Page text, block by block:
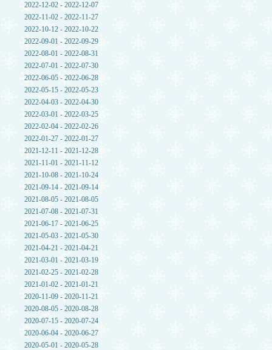
2022-12-02 - 2022-12-07
2022-11-02 - 2022-11-27
2022-10-12 - 2022-10-22
2022-09-01 - 2022-09-29
2022-08-01 - 2022-08-31
2022-07-01 - 2022-07-30
2022-06-05 - 2022-06-28
2022-05-15 - 2022-05-23
2022-04-03 - 2022-04-30
2022-03-01 - 2022-03-25
2022-02-04 - 2022-02-26
2022-01-27 - 2022-01-27
2021-12-11 - 2021-12-28
2021-11-01 - 2021-11-12
2021-10-08 - 2021-10-24
2021-09-14 - 2021-09-14
2021-08-05 - 2021-08-05
2021-07-08 - 2021-07-31
2021-06-17 - 2021-06-25
2021-05-03 - 2021-05-30
2021-04-21 - 2021-04-21
2021-03-01 - 2021-03-19
2021-02-25 - 2021-02-28
2021-01-02 - 2021-01-21
2020-11-09 - 2020-11-21
2020-08-05 - 2020-08-28
2020-07-15 - 2020-07-24
2020-06-04 - 2020-06-27
2020-05-01 - 2020-05-28